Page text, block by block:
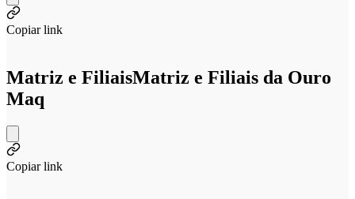
Copiar link
Matriz e FiliaisMatriz e Filiais da Ouro
Maq
Copiar link